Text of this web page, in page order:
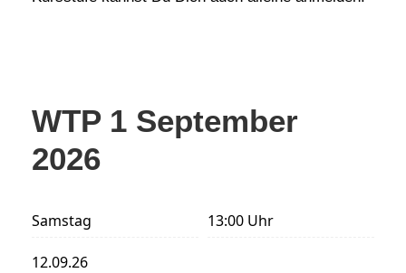
WTP 1 September
2026
Samstag 13:00 Uhr
12.09.26